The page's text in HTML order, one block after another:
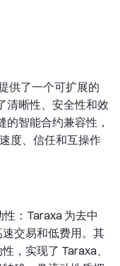
供了一个可扩展的
清晰性、安全性和效
智能合约兼容性，
度、信任和互操作
：Taraxa 为去中
交易和低费用。其
，实现了 Taraxa、